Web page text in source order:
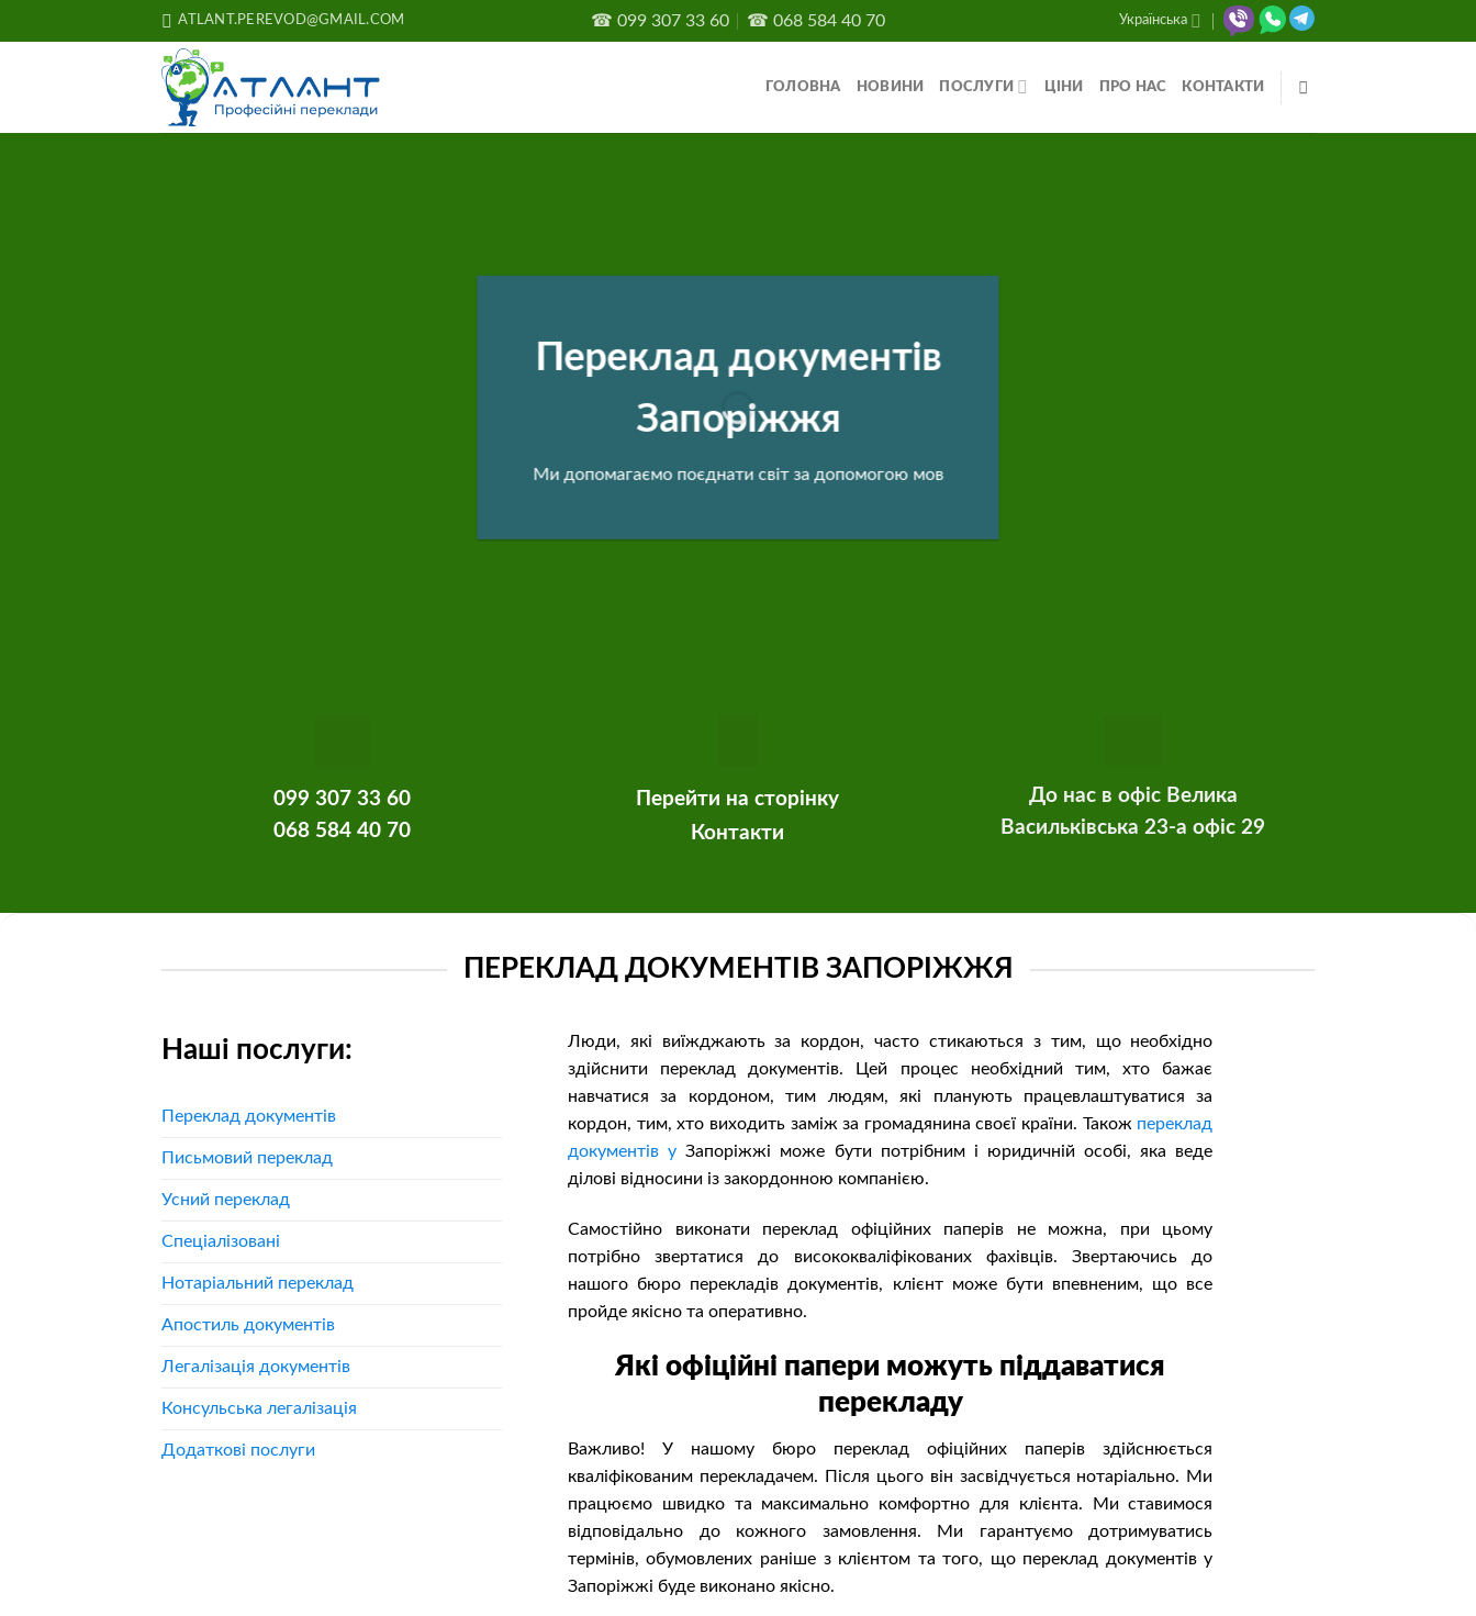
to
ATLANT.PEREVOD@GMAIL.COM ☎ 099 307 33 60 ☎068 584 40 70 Українська
ГОЛОВНА НОВИНИ ПОСЛУГИ ЦІНИ ПРО НАС КОНТАКТИ
Переклад документів
Запоріжжя
Ми допомагаємо поєднати світ за допомогою мов
099 307 33 60
068 584 40 70
Перейти на сторінку
Контакти
До нас в офіс Велика
Васильківська 23-а офіс 29
ПЕРЕКЛАД ДОКУМЕНТІВ ЗАПОРІЖЖЯ
Наші послуги:
Переклад документів
Письмовий переклад
Усний переклад
Спеціалізовані
Нотаріальний переклад
Апостиль документів
Легалізація документів
Консульська легалізація
Додаткові послуги
Люди, які виїжджають за кордон, часто стикаються з тим, що необхідно
здійснити переклад документів. Цей процес необхідний тим, хто бажає
навчатися за кордоном, тим людям, які планують працевлаштуватися за
кордон, тим, хто виходить заміж за громадянина своєї країни. Також переклад
документів у Запоріжжі може бути потрібним і юридичній особі, яка веде
ділові відносини із закордонною компанією.
Самостійно виконати переклад офіційних паперів не можна, при цьому
потрібно звертатися до висококваліфікованих фахівців. Звертаючись до
нашого бюро перекладів документів, клієнт може бути впевненим, що все
пройде якісно та оперативно.
Які офіційні папери можуть піддаватися
перекладу
Важливо! У нашому бюро переклад офіційних паперів здійснюється
кваліфікованим перекладачем. Після цього він засвідчується нотаріально. Ми
працюємо швидко та максимально комфортно для клієнта. Ми ставимося
відповідально до кожного замовлення. Ми гарантуємо дотримуватись
термінів, обумовлених раніше з клієнтом та того, що переклад документів у
Запоріжжі буде виконано якісно.